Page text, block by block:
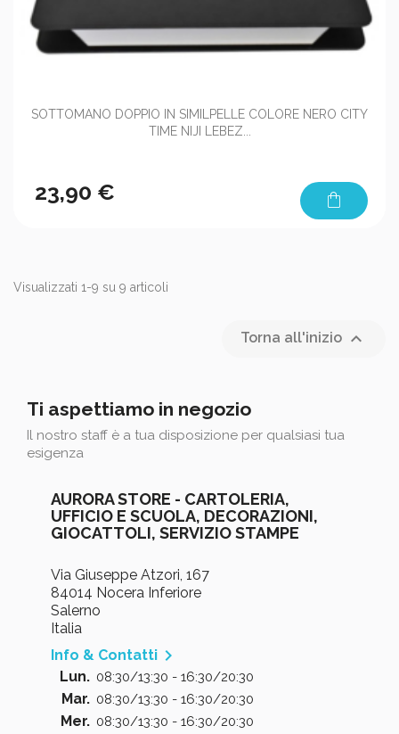
SOTTOMANO DOPPIO IN SIMILPELLE COLORE NERO CITY
TIME NIJI LEBEZ...
23,90 € shopping_bag
Visualizzati 1-9 su 9 articoli
Torna all'inizio 
Ti aspettiamo in negozio
Il nostro staff è a tua disposizione per qualsiasi tua
esigenza
AURORA STORE - CARTOLERIA,
UFFICIO E SCUOLA, DECORAZIONI,
GIOCATTOLI, SERVIZIO STAMPE
Via Giuseppe Atzori, 167
84014 Nocera Inferiore
Salerno
Italia
Info & Contatti 
Lun. 08:30/13:30 - 16:30/20:30
Mar. 08:30/13:30 - 16:30/20:30
Mer. 08:30/13:30 - 16:30/20:30